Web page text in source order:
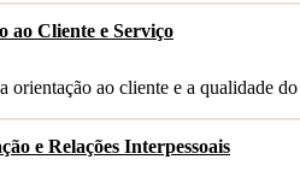
ao Cliente e Serviço
orientação ao cliente e a qualidade
e Relações Interpessoais